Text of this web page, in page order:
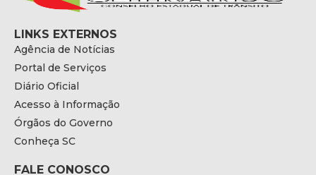
LINKS EXTERNOS
Agência de Notícias
Portal de Serviços
Diário Oficial
Acesso à Informação
Órgãos do Governo
Conheça SC
FALE CONOSCO